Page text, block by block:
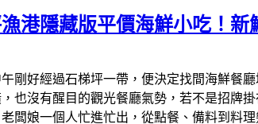
港隱藏版平價海鮮小吃！新
剛好經過石梯坪一帶，便決定找間海鮮餐
也沒有醒目的觀光餐廳氣勢，若不是招牌
闆娘一個人忙進忙出，從點餐、備料到料